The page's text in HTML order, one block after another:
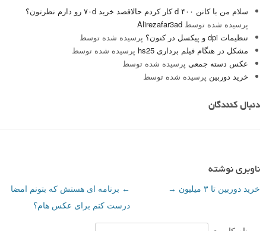
سلام من با کانن ۴٠٠ d کار کردم حالاقصد خرید ٧٠d رو دارم نظرتون؟
پرسیده شده توسط Alirezafar3ad
تنظیمات dpi و پیکسل در کنون؟
پرسیده شده توسط
مشکل در هنگام فیلم برداری hs25
پرسیده شده توسط
عکس دسته جمعی پرسیده شده توسط
خرید دوربین پرسیده شده توسط
دنبال کنندگان
ناوبری نوشته
← برنامه ای هستش که بتونم امضا
درست کنم برای عکس هام؟
خرید دوربین تا ۳ میلیون →